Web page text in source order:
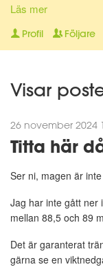
Nu för tiden är jag
privat meddelande
Läs mer
Profil Följare
Visar
26 november 2024
Titta här
Ser ni, magen är
Jag har inte gått ner
mellan 88,5 och 89
Det är garanterat
gärna se en